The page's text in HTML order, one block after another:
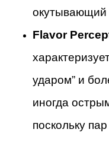
окутывающий
Flavor
ударом” и
иногда
поскольку